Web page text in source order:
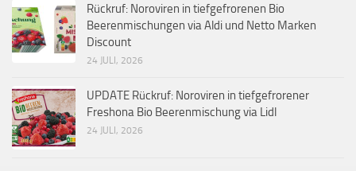
Rückruf: Noroviren in tiefgefrorenen Bio
Beerenmischungen via Aldi und Netto Marken
Discount
24 JULI, 2026
UPDATE Rückruf: Noroviren in tiefgefrorener
Freshona Bio Beerenmischung via Lidl
24 JULI, 2026